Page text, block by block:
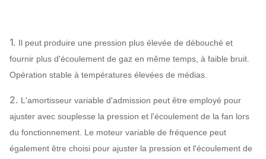
Rapport du
refroidissement
Refroidissement à l'air,
refroidissement par l'eau,
refroidissement à l'huile
Moteur
WEG, TECO,
SIMO, marque
chinoise…
Q235, Q345,
1. Il peut produire une pression plus élevée de débouché et
fournir plus d'écoulement de gaz en même temps, à faible bruit.
Opération stable à températures élevées de médias.
2. L'amortisseur variable d'admission peut être employé pour
ajuster avec souplesse la pression et l'écoulement de la fan lors
du fonctionnement. Le moteur variable de fréquence peut
également être choisi pour ajuster la pression et l'écoulement de